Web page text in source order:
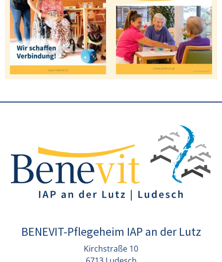
BENEVIT-Pflegeheim IAP an der Lutz
Kirchstraße 10